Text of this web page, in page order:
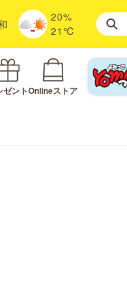
20%
21℃
ゼントOnlineストア